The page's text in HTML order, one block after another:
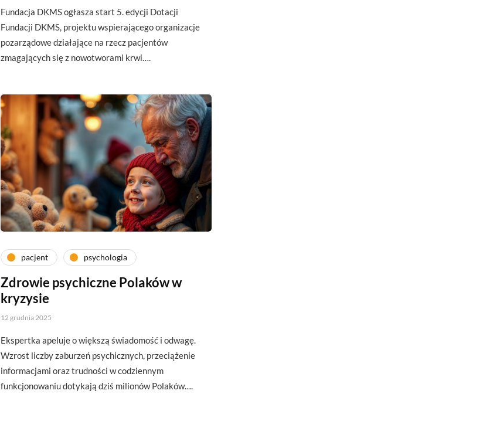
Fundacja DKMS ogłasza start 5. edycji Dotacji
Fundacji DKMS, projektu wspierającego organizacje
pozarządowe działające na rzecz pacjentów
zmagających się z nowotworami krwi….
pacjent psychologia
Zdrowie psychiczne Polaków w
kryzysie
12 grudnia 2025
Ekspertka apeluje o większą świadomość i odwagę.
Wzrost liczby zaburzeń psychicznych, przeciążenie
informacjami oraz trudności w codziennym
funkcjonowaniu dotykają dziś milionów Polaków….